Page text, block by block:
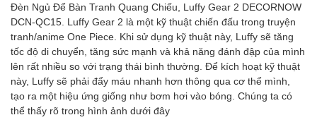
Đèn Ngủ Để Bàn Tranh Quang Chiếu, Luffy Gear 2 DECORNOW
DCN-QC15. Luffy Gear 2 là một kỹ thuật chiến đấu trong truyện
tranh/anime One Piece. Khi sử dụng kỹ thuật này, Luffy sẽ tăng
tốc độ di chuyển, tăng sức mạnh và khả năng đánh đập của mình
lên rất nhiều so với trạng thái bình thường. Để kích hoạt kỹ thuật
này, Luffy sẽ phải đẩy máu nhanh hơn thông qua cơ thể mình,
tạo ra một hiệu ứng giống như bơm hơi vào bóng. Chúng ta có
thể thấy rõ trong hình ảnh dưới đây